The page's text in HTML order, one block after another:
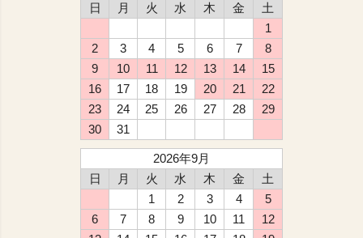
日
月 火 水 木 金
土
1
2
3 4 5 6 7
8
9
10 11 12 13 14
15
16
17 18 19 20 21
22
23
24 25 26 27 28
29
30
31
2026年9月
日
月 火 水 木 金
土
1
2 3 4
5
6
7 8 9 10 11
12